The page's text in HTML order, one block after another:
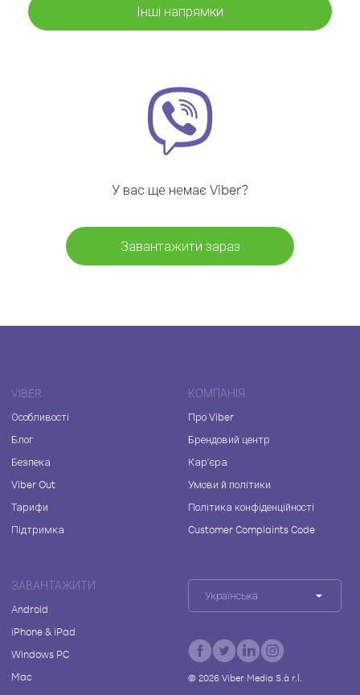
Інші напрямки
У вас ще немає Viber?
Завантажити зараз
VIBER
Особливості
Блог
Безпека
Viber Out
Тарифи
Підтримка
КОМПАНІЯ
Про Viber
Брендовий центр
Кар'єра
Умови й політики
Політика конфіденційності
Customer Complaints Code
ЗАВАНТАЖИТИ
Android
iPhone & iPad
Windows PC
Mac
Українська
© 2026Viber Media S.à r.l.